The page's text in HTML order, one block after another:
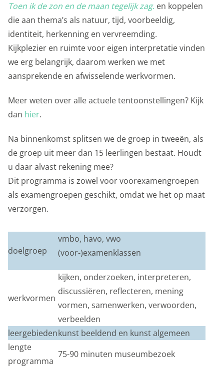
Toen ik de zon en de maan tegelijk zag. en koppelen
die aan thema’s als natuur, tijd, voorbeeldig,
identiteit, herkenning en vervreemding.
Kijkplezier en ruimte voor eigen interpretatie vinden
we erg belangrijk, daarom werken we met
aansprekende en afwisselende werkvormen.
Meer weten over alle actuele tentoonstellingen? Kijk
dan hier.
Na binnenkomst splitsen we de groep in tweeën, als
de groep uit meer dan 15 leerlingen bestaat. Houdt
u daar alvast rekening mee?
Dit programma is zowel voor voorexamengroepen
als examengroepen geschikt, omdat we het op maat
verzorgen.
doelgroep
vmbo, havo, vwo
(voor-)examenklassen
werkvormen
kijken, onderzoeken, interpreteren,
discussiëren, reflecteren, mening
vormen, samenwerken, verwoorden,
verbeelden
leergebiedenkunst beeldend en kunst algemeen
lengte
programma
75-90 minuten museumbezoek
Privacy opties
Dankzij cookies hoef je niet steeds dezelfde
informatie in te voeren wanneer je onze site bekijkt.
kunnen wij deze steeds beter maken.
Functionele cookies zijn nodig om de website goed te
laten functioneren. Voor het opslaan van de privacy
voorkeur, het maken van een boeking en dergelijke
acties zijn deze cookies noodzakelijk.
Functionele cookies
Analytische cookies